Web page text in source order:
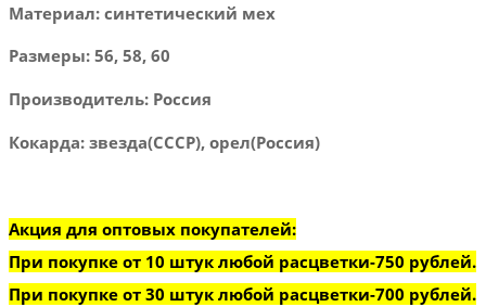
Материал: синтетический мех
Размеры: 56, 58, 60
Производитель: Россия
Кокарда: звезда(СССР), орел(Россия)
Акция для оптовых покупателей:
При покупке от 10 штук любой расцветки-750 рублей.
При покупке от 30 штук любой расцветки-700 рублей.